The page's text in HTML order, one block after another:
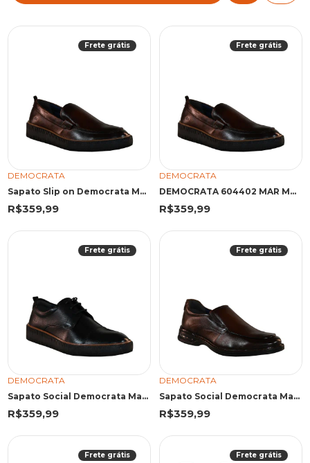
Frete grátis
DEMOCRATA
Sapato Slip on Democrata Marino Mogno
R$359,99
Frete grátis
DEMOCRATA
DEMOCRATA 604402 MAR MOGNO
R$359,99
Frete grátis
DEMOCRATA
Sapato Social Democrata Marino Preto
R$359,99
Frete grátis
DEMOCRATA
Sapato Social Democrata Marino Mogno
R$359,99
Frete grátis Frete grátis